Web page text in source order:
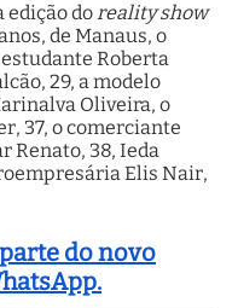
edição doreality show
de Manaus, o
Roberta
29, a modelo
Oliveira, o
37, o comerciante
Renato, 38, Ieda
Elis Nair,
do novo